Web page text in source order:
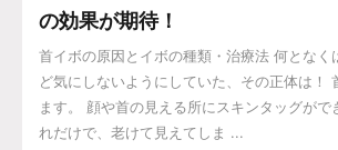
の効果が期待！
首イボの原因とイボの種類・治療法 何となく
ど気にしないようにしていた、その正体は！
ます。 顔や首の見える所にスキンタッグがで
れだけで、老けて見えてしま ...